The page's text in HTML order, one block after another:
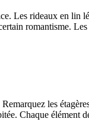
Les rideaux en
romantisme.
les
Chaque